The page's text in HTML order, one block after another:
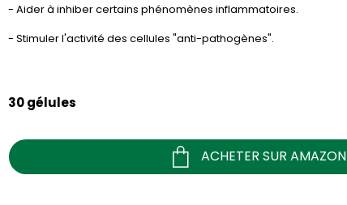
- Aider à inhiber certains phénomènes inflammatoires.
- Stimuler l'activité des cellules "anti-pathogènes".
30 gélules
ACHETER SUR AMAZON